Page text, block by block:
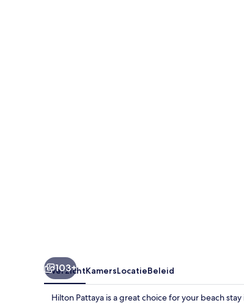
103+
OverzichtKamersLocatieBeleid
Hilton Pattaya is a great choice for your beach